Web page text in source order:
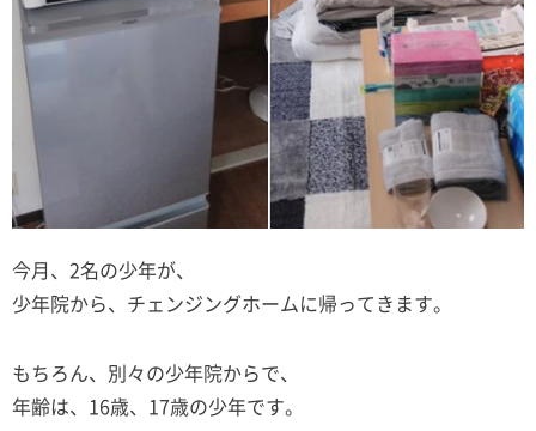
今月、2名の少年が、
少年院から、チェンジングホームに帰ってきます。
もちろん、別々の少年院からで、
年齢は、16歳、17歳の少年です。